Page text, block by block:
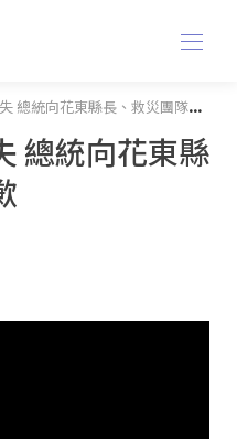
總統向花東縣長、救災團隊致歉
總統向花東縣